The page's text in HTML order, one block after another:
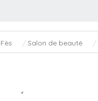
Fès Salon de beauté